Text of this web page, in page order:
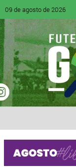
09 de agosto de 2026